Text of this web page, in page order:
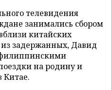
телевидения
занимались сбором
китайских
задержанных, Давид
на родину и
Китае.